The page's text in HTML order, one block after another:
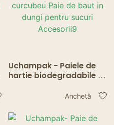
Uchampak - Paiele de
hartie biodegradabile in
curcubeu Paie de baut
Accesorii9
Anchetă